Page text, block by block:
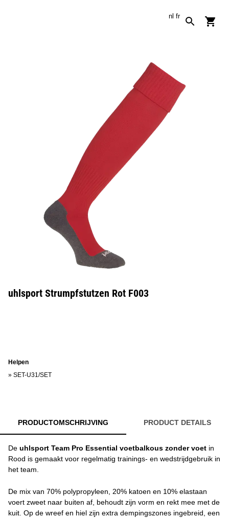
nl fr
uhlsport Strumpfstutzen Rot F003
Helpen
» SET-U31/SET
PRODUCTOMSCHRIJVING PRODUCT DETAILS
De uhlsport Team Pro Essential voetbalkous zonder voet in
Rood is gemaakt voor regelmatig trainings- en wedstrijdgebruik in
het team.
De mix van 70% polypropyleen, 20% katoen en 10% elastaan
voert zweet naar buiten af, behoudt zijn vorm en rekt mee met de
kuit. Op de wreef en hiel zijn extra dempingszones ingebreid, een